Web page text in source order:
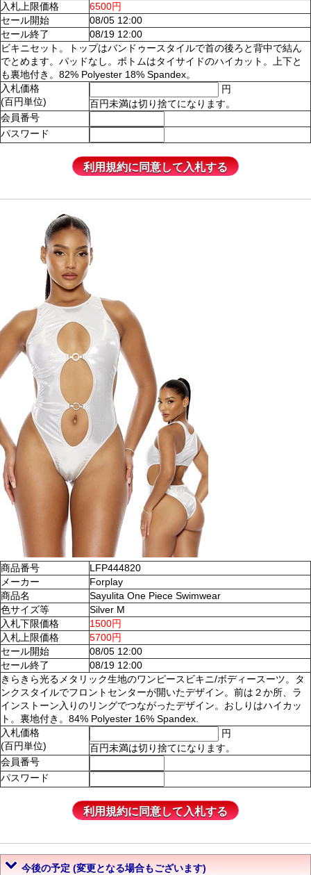
入札上限価格
6500円
セール開始
08/05 12:00
セール終了
08/19 12:00
ビキニセット。トップはバンドゥースタイルで首の後ろと背中で結ん
でとめます。パッドなし。ボトムはタイサイドのハイカット。上下と
も裏地付き。82% Polyester 18% Spandex。
入札価格
(百円単位)
円
百円未満は切り捨てになります。
会員番号
パスワード
商品番号
LFP444820
メーカー
Forplay
商品名
Sayulita One Piece Swimwear
色サイズ等
Silver M
入札下限価格
1500円
入札上限価格
5700円
セール開始
08/05 12:00
セール終了
08/19 12:00
きらきら光るメタリック生地のワンピースビキニ/ボディースーツ。タ
ンクスタイルでフロントセンターが開いたデザイン。前は２か所、ラ
インストーン入りのリングでつながったデザイン。おしりはハイカッ
ト。裏地付き。84% Polyester 16% Spandex.
入札価格
(百円単位)
円
百円未満は切り捨てになります。
会員番号
パスワード
今後の予定 (変更となる場合もございます)